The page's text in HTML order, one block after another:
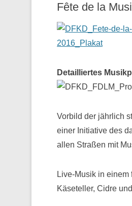
Fête de la
Detailliertes
Vorbild der jährlich
einer Initiative des
allen Straßen mit
Live-Musik in
Käseteller, Cidre